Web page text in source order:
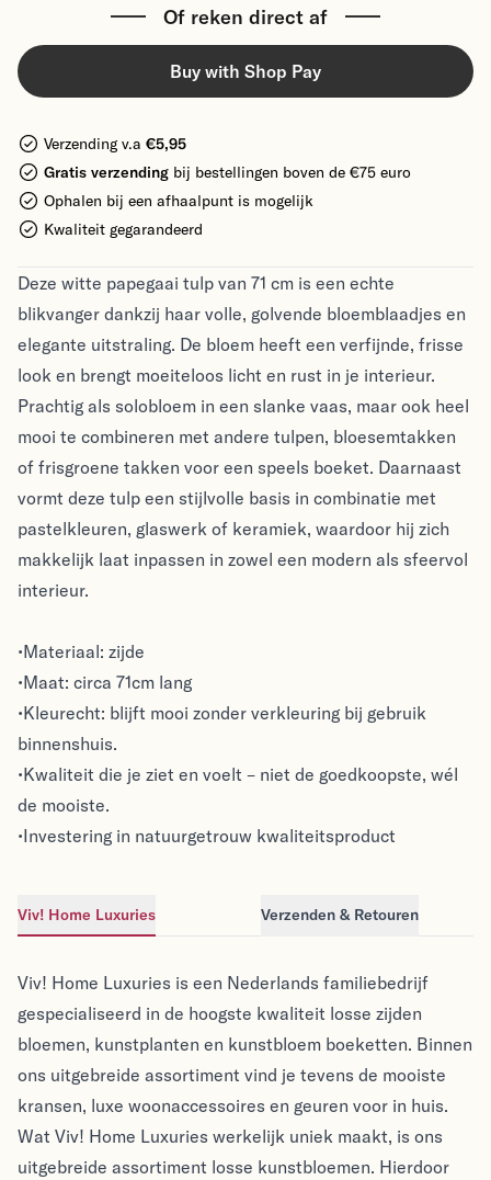
Of reken direct af
Buy with Shop Pay
Verzending v.a €5,95
Gratis verzending bij bestellingen boven de €75 euro
Ophalen bij een afhaalpunt is mogelijk
Kwaliteit gegarandeerd
Deze witte papegaai tulp van 71 cm is een echte
blikvanger dankzij haar volle, golvende bloemblaadjes en
elegante uitstraling. De bloem heeft een verfijnde, frisse
look en brengt moeiteloos licht en rust in je interieur.
Prachtig als solobloem in een slanke vaas, maar ook heel
mooi te combineren met andere tulpen, bloesemtakken
of frisgroene takken voor een speels boeket. Daarnaast
vormt deze tulp een stijlvolle basis in combinatie met
pastelkleuren, glaswerk of keramiek, waardoor hij zich
makkelijk laat inpassen in zowel een modern als sfeervol
interieur.
•Materiaal: zijde
•Maat: circa 71cm lang
•Kleurecht: blijft mooi zonder verkleuring bij gebruik
binnenshuis.
•Kwaliteit die je ziet en voelt – niet de goedkoopste, wél
de mooiste.
•Investering in natuurgetrouw kwaliteitsproduct
Viv! Home Luxuries Verzenden & Retouren
Viv! Home Luxuries
Viv! Home Luxuries
Viv! Home Luxuries is een Nederlands familiebedrijf
gespecialiseerd in de hoogste kwaliteit losse zijden
bloemen, kunstplanten en kunstbloem boeketten. Binnen
ons uitgebreide assortiment vind je tevens de mooiste
kransen, luxe woonaccessoires en geuren voor in huis.
Wat Viv! Home Luxuries werkelijk uniek maakt, is ons
uitgebreide assortiment losse kunstbloemen. Hierdoor